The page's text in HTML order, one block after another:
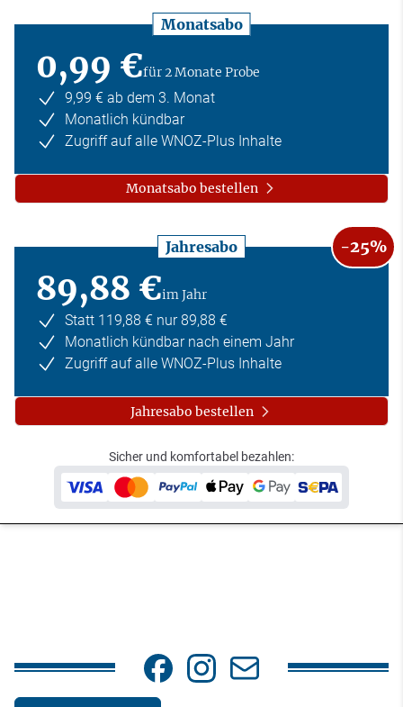
Monatsabo
0,99 €für 2 Monate Probe
9,99 € ab dem 3. Monat
Monatlich kündbar
Zugriff auf alle WNOZ-Plus Inhalte
Monatsabo bestellen
Jahresabo -25%
89,88 €im Jahr
Statt 119,88 € nur 89,88 €
Monatlich kündbar nach einem Jahr
Zugriff auf alle WNOZ-Plus Inhalte
Jahresabo bestellen
Sicher und komfortabel bezahlen: